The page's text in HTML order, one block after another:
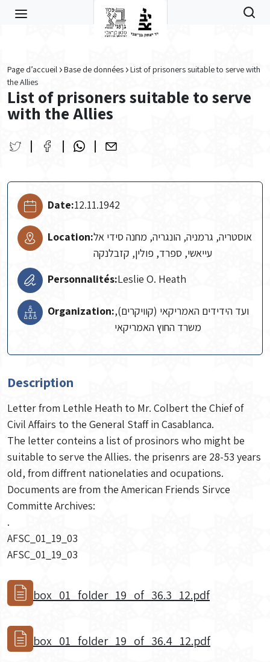
Page d’accueil Base de données
List of prisoners suitable to serve with
the Allies
List of prisoners suitable to serve
with the Allies
Date:12.11.1942
Location:אוסטריה, גרמניה, הונגריה, מחנה סידי אל
עייאשי, ספרד, פולין, קזבלנקה
Personnalités:Leslie O. Heath
Organization:ועד הידידים האמריקאי (קוויקרים),
משרד החוץ האמריקאי
Description
Letter from Lethle Heath to Mr. Colbert the Chief of
Civil Affairs to the General Staff in Casablanca.
The letter conteins a list of prosinors who might be
suitable to serve the Allies. the prisenrs are 28-53 years
old, from diffrent nationelaties and ocupations.
Documents are from the American Friends Sirvce
Committe Archives:
.
AFSC_01_19_03
AFSC_01_19_03
box_01_folder_19_of_36.3_12.pdf
box_01_folder_19_of_36.4_12.pdf